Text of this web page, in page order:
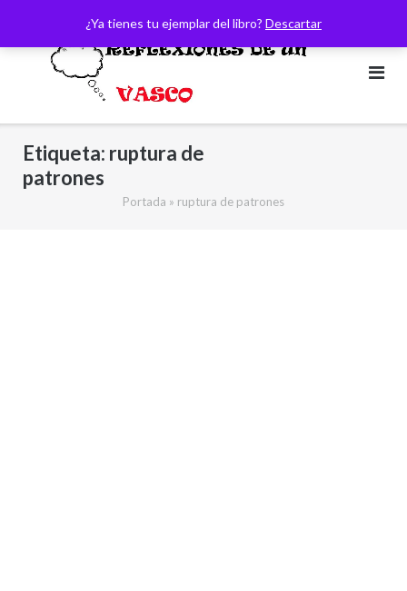
¿Ya tienes tu ejemplar del libro? Descartar
contenido
Etiqueta: ruptura de
patrones
Portada » ruptura de patrones